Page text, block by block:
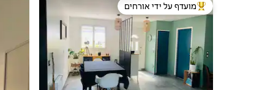
מוביל בקרב נכסים מועדפים על ידי אורחים
מועדף על ידי אורחים